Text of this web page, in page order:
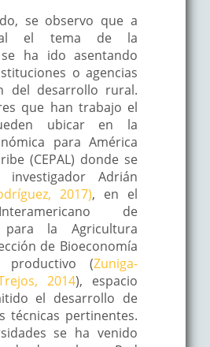
se observo que a
el tema de la
se ha ido asentando
o agencias
del desarrollo rural.
que han trabajo el
ubicar en la
para América
(CEPAL) donde se
investigador Adrián
2017), en el
de
para la Agricultura
de Bioeconomía
productivo (Zuniga-
2014), espacio
el desarrollo de
técnicas pertinentes.
se ha venido